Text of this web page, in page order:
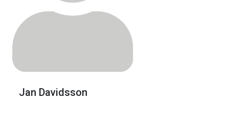
Jan Davidsson